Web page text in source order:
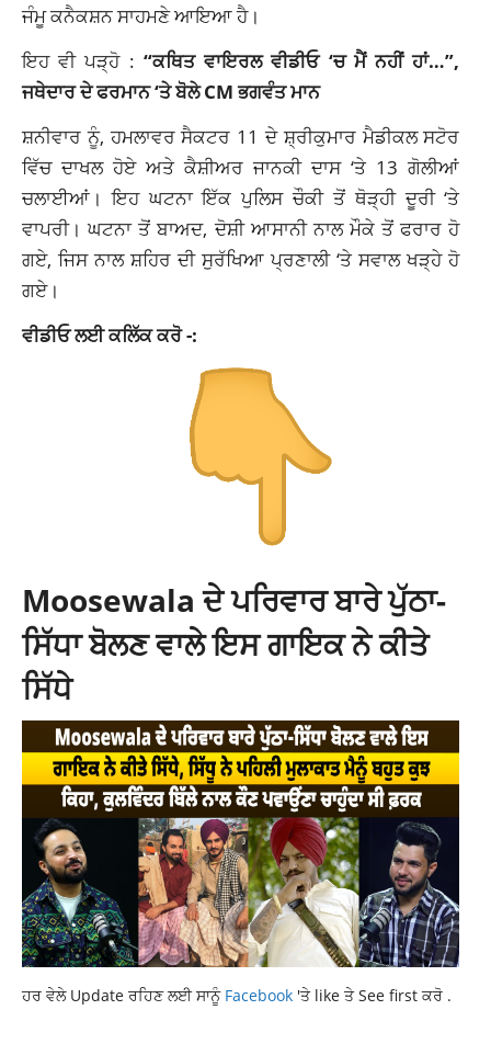
ਜੰਮੂ ਕਨੈਕਸ਼ਨ ਸਾਹਮਣੇ ਆਇਆ ਹੈ।
ਇਹ ਵੀ ਪੜ੍ਹੋ : “ਕਥਿਤ ਵਾਇਰਲ ਵੀਡੀਓ ‘ਚ ਮੈਂ ਨਹੀਂ ਹਾਂ…”,
ਜਥੇਦਾਰ ਦੇ ਫਰਮਾਨ ‘ਤੇ ਬੋਲੇ CM ਭਗਵੰਤ ਮਾਨ
ਸ਼ਨੀਵਾਰ ਨੂੰ, ਹਮਲਾਵਰ ਸੈਕਟਰ 11 ਦੇ ਸ਼੍ਰੀਕੁਮਾਰ ਮੈਡੀਕਲ ਸਟੋਰ
ਵਿੱਚ ਦਾਖਲ ਹੋਏ ਅਤੇ ਕੈਸ਼ੀਅਰ ਜਾਨਕੀ ਦਾਸ ‘ਤੇ 13 ਗੋਲੀਆਂ
ਚਲਾਈਆਂ। ਇਹ ਘਟਨਾ ਇੱਕ ਪੁਲਿਸ ਚੌਕੀ ਤੋਂ ਥੋੜ੍ਹੀ ਦੂਰੀ ‘ਤੇ
ਵਾਪਰੀ। ਘਟਨਾ ਤੋਂ ਬਾਅਦ, ਦੋਸ਼ੀ ਆਸਾਨੀ ਨਾਲ ਮੌਕੇ ਤੋਂ ਫਰਾਰ ਹੋ
ਗਏ, ਜਿਸ ਨਾਲ ਸ਼ਹਿਰ ਦੀ ਸੁਰੱਖਿਆ ਪ੍ਰਣਾਲੀ ‘ਤੇ ਸਵਾਲ ਖੜ੍ਹੇ ਹੋ
ਗਏ।
ਵੀਡੀਓ ਲਈ ਕਲਿੱਕ ਕਰੋ -:
Moosewala ਦੇ ਪਰਿਵਾਰ ਬਾਰੇ ਪੁੱਠਾ-
ਸਿੱਧਾ ਬੋਲਣ ਵਾਲੇ ਇਸ ਗਾਇਕ ਨੇ ਕੀਤੇ
ਸਿੱਧੇ
ਹਰ ਵੇਲੇ Update ਰਹਿਣ ਲਈ ਸਾਨੂੰ Facebook 'ਤੇ like ਤੇ See first ਕਰੋ .